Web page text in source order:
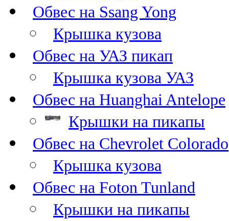
Обвес на Ssang Yong
Крышка кузова
Обвес на УАЗ пикап
Крышка кузова УАЗ
Обвес на Huanghai Antelope
Крышки на пикапы
Обвес на Chevrolet Colorado
Крышка кузова
Обвес на Foton Tunland
Крышки на пикапы